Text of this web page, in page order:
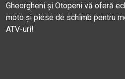
Gheorgheni și Otopeni vă oferă
moto și piese de schimb pentru
ATV-uri!